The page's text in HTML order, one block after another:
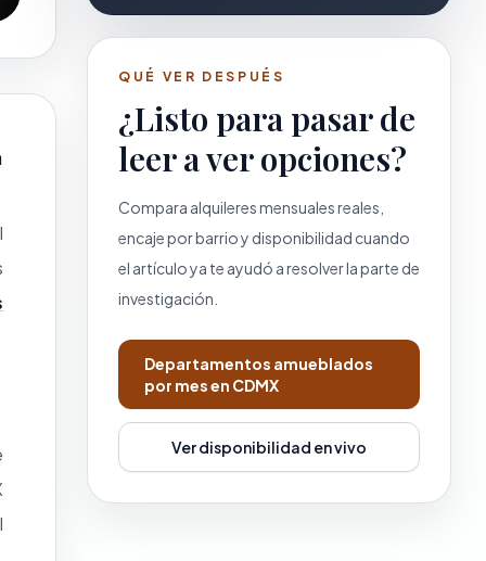
QUÉ VER DESPUÉS
¿Listo para pasar de
leer a ver opciones?
Compara alquileres mensuales reales,
encaje por barrio y disponibilidad cuando
el artículo ya te ayudó a resolver la parte de
investigación.
Departamentos amueblados
por mes en CDMX
Ver disponibilidad en vivo